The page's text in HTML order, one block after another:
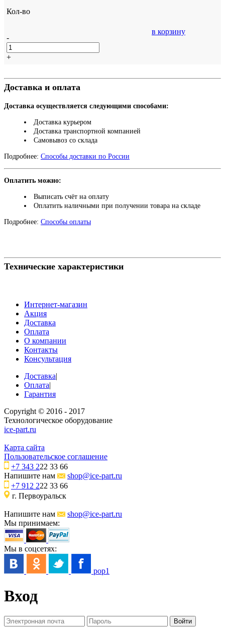
Кол-во
-
+
в корзину
Доставка и оплата
Доставка осуществляется следующими способами:
Доставка курьером
Доставка транспортной компанией
Самовывоз со склада
Подробнее: Способы доставки по России
Оплатить можно:
Выписать счёт на оплату
Оплатить наличными при получении товара на складе
Подробнее: Способы оплаты
Технические характеристики
Интернет-магазин
Акция
Доставка
Оплата
О компании
Контакты
Консультация
Доставка|
Оплата|
Гарантия
Copyright © 2016 - 2017
Технологическое оборудование
ice-part.ru
Карта сайта
Пользовательское соглашение
+7 343 222 33 66
Напишите нам
shop@ice-part.ru
+7 912 222 33 66
г. Первоуральск
Напишите нам
shop@ice-part.ru
Мы принимаем:
Мы в соцсетях:
pop1
Вход